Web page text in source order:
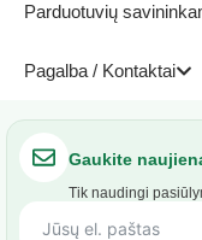
Parduotuvių
Pagalba / Kontaktai
Gaukite
Tik naudingi